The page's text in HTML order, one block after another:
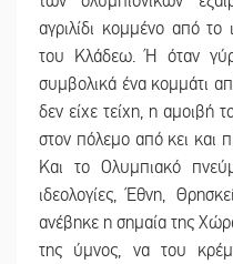
αγριλίδι κομμένο από το
του Κλάδεω. Ή όταν
συμβολικά ένα κομμάτι
δεν είχε τείχη, η αμοιβή
στον πόλεμο από κει και
Και το Ολυμπιακό
ιδεολογίες, Έθνη,
ανέβηκε η σημαία της
της ύμνος, να του